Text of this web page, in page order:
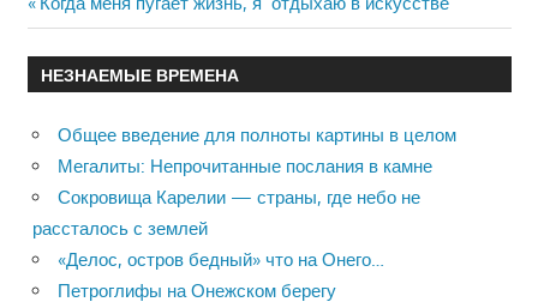
Навигация
по
записям
Post:
НЕЗНАЕМЫЕ ВРЕМЕНА
Общее введение для полноты картины в целом
Мегалиты: Непрочитанные послания в камне
Сокровища Карелии — страны, где небо не
рассталось с землей
«Делос, остров бедный» что на Онего…
Петроглифы на Онежском берегу